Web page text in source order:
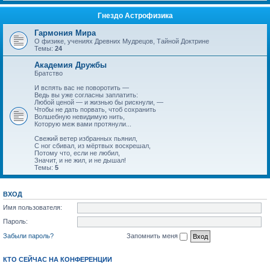
Гнездо Астрофизика
Гармония Мира
О физике, учениях Древних Мудрецов, Тайной Доктрине
Темы: 24
Академия Дружбы
Братство
И вспять вас не поворотить —
Ведь вы уже согласны заплатить:
Любой ценой — и жизнью бы рискнули, —
Чтобы не дать порвать, чтоб сохранить
Волшебную невидимую нить,
Которую меж вами протянули...
Свежий ветер избранных пьянил,
С ног сбивал, из мёртвых воскрешал,
Потому что, если не любил,
Значит, и не жил, и не дышал!
Темы: 5
ВХОД
Имя пользователя:
Пароль:
Забыли пароль?
Запомнить меня
КТО СЕЙЧАС НА КОНФЕРЕНЦИИ